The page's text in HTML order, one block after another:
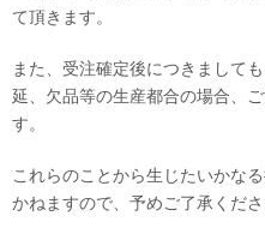
て頂きます。
また、受注確定後につきまして
延、欠品等の生産都合の場合、
す。
これらのことから生じたいかな
かねますので、予めご了承くださ